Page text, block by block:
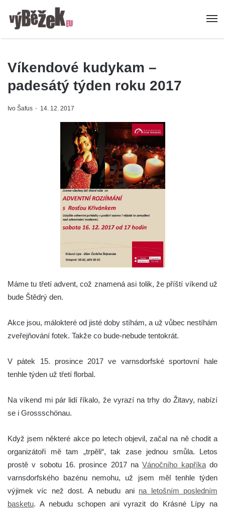
Víkendové kudykam –
padesátý týden roku 2017
Ivo Šafus 14. 12. 2017
Máme tu třetí advent, což znamená asi tolik, že příští víkend už
bude Štědrý den.
Akce jsou, málokteré od jisté doby stíhám, a už vůbec nestíhám
zveřejňování fotek. Takže co bude-nebude tentokrát.
V pátek 15. prosince 2017 ve varnsdorfské sportovní hale
tenhle týden už třetí florbal.
Na víkend mi pár lidí říkalo, že vyrazí na trhy do Žitavy, nabízí
se i Grossschönau.
Když jsem některé akce po letech objevil, začal na ně chodit a
organizátoři mě tam „trpěli“, tak zase jednou smůla. Letos
prostě v sobotu 16. prosince 2017 naVánočního kapříkado
varnsdorfského bazénu nemohu, už jsem měl tenhle týden
výjimek víc než dost. A nebudu ani na letošním posledním
basketu. A nebudu schopen ani vyrazit do Krásné Lípy na